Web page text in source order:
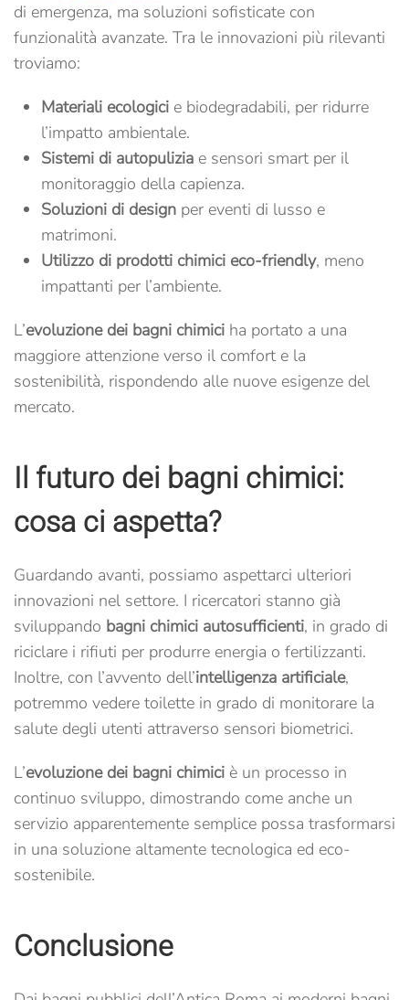
di emergenza, ma soluzioni sofisticate con
funzionalità avanzate. Tra le innovazioni più rilevanti
troviamo:
Materiali ecologici e biodegradabili, per ridurre
l’impatto ambientale.
Sistemi di autopulizia e sensori smart per il
monitoraggio della capienza.
Soluzioni di design per eventi di lusso e
matrimoni.
Utilizzo di prodotti chimici eco-friendly, meno
impattanti per l’ambiente.
L’evoluzione dei bagni chimici ha portato a una
maggiore attenzione verso il comfort e la
sostenibilità, rispondendo alle nuove esigenze del
mercato.
Il futuro dei bagni chimici:
cosa ci aspetta?
Guardando avanti, possiamo aspettarci ulteriori
innovazioni nel settore. I ricercatori stanno già
sviluppando bagni chimici autosufficienti, in grado di
riciclare i rifiuti per produrre energia o fertilizzanti.
Inoltre, con l’avvento dell’intelligenza artificiale,
potremmo vedere toilette in grado di monitorare la
salute degli utenti attraverso sensori biometrici.
L’evoluzione dei bagni chimici è un processo in
continuo sviluppo, dimostrando come anche un
servizio apparentemente semplice possa trasformarsi
in una soluzione altamente tecnologica ed eco-
sostenibile.
Conclusione